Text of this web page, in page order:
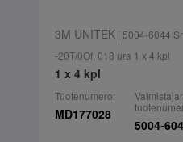
3M UNITEK| 5004-6044
-20T/0Of, 018 ura 1 x 4 kpl
1 x 4 kpl
Tuotenumero:
MD177028
5004-